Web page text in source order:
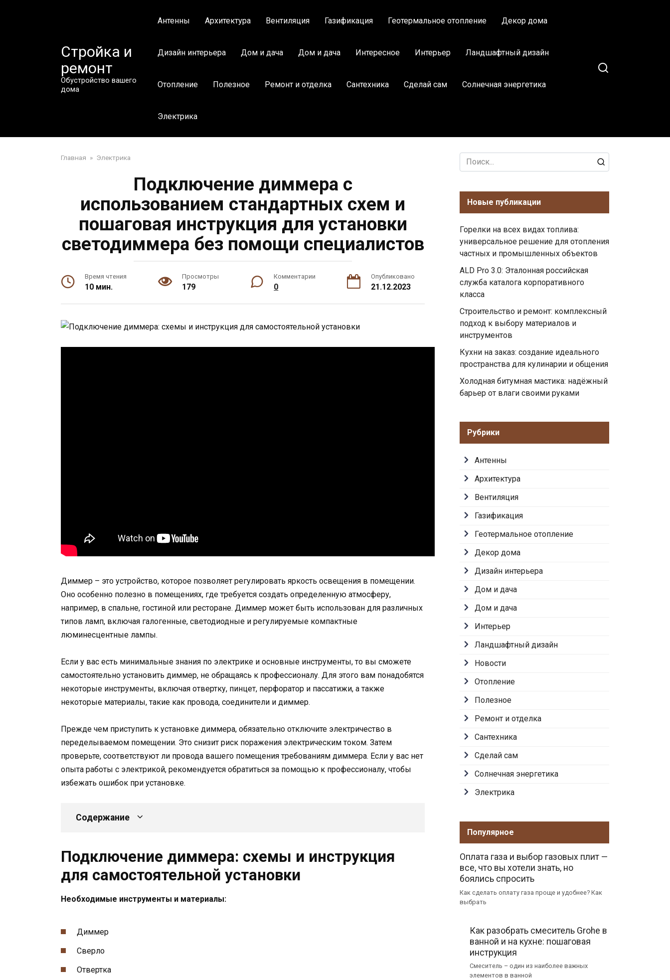
Стройка и
ремонт
Обустройство вашего
дома
Антенны Архитектура Вентиляция Газификация Геотермальное отопление Декор дома
Дизайн интерьера Дом и дача Дом и дача Интересное Интерьер Ландшафтный дизайн
Отопление Полезное Ремонт и отделка Сантехника Сделай сам Солнечная энергетика
Электрика
Главная » Электрика
Подключение диммера с
использованием стандартных схем и
пошаговая инструкция для установки
светодиммера без помощи специалистов
Время чтения
10 мин.
Просмотры
179
Комментарии
0
Опубликовано
21.12.2023
Диммер – это устройство, которое позволяет регулировать яркость освещения в помещении.
Оно особенно полезно в помещениях, где требуется создать определенную атмосферу,
например, в спальне, гостиной или ресторане. Диммер может быть использован для различных
типов ламп, включая галогенные, светодиодные и регулируемые компактные
люминесцентные лампы.
Если у вас есть минимальные знания по электрике и основные инструменты, то вы сможете
самостоятельно установить диммер, не обращаясь к профессионалу. Для этого вам понадобятся
некоторые инструменты, включая отвертку, пинцет, перфоратор и пассатижи, а также
некоторые материалы, такие как провода, соединители и диммер.
Прежде чем приступить к установке диммера, обязательно отключите электричество в
переделываемом помещении. Это снизит риск поражения электрическим током. Затем
проверьте, соответствуют ли провода вашего помещения требованиям диммера. Если у вас нет
опыта работы с электрикой, рекомендуется обратиться за помощью к профессионалу, чтобы
избежать ошибок при установке.
Содержание
Подключение диммера: схемы и инструкция
для самостоятельной установки
Необходимые инструменты и материалы:
Диммер
Сверло
Отвертка
Search
for:
Новые публикации
Горелки на всех видах топлива:
универсальное решение для отопления
частных и промышленных объектов
ALD Pro 3.0: Эталонная российская
служба каталога корпоративного
класса
Строительство и ремонт: комплексный
подход к выбору материалов и
инструментов
Кухни на заказ: создание идеального
пространства для кулинарии и общения
Холодная битумная мастика: надёжный
барьер от влаги своими руками
Рубрики
Антенны
Архитектура
Вентиляция
Газификация
Геотермальное отопление
Декор дома
Дизайн интерьера
Дом и дача
Дом и дача
Интерьер
Ландшафтный дизайн
Новости
Отопление
Полезное
Ремонт и отделка
Сантехника
Сделай сам
Солнечная энергетика
Электрика
Популярное
Оплата газа и выбор газовых плит —
все, что вы хотели знать, но
боялись спросить
Как сделать оплату газа проще и удобнее? Как
выбрать
Как разобрать смеситель Grohe в
ванной и на кухне: пошаговая
инструкция
Смеситель – один из наиболее важных
элементов в ванной